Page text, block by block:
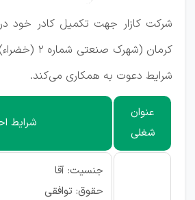
شرکت کازار جهت تکمیل کادر خود
کرمان (شهرک
شرایط دعوت به همکاری می‌کند.
عنوان
شغلی
شرایط
جنسیت: آقا
حقوق: توافقی